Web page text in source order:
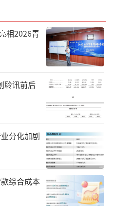
公司总经理干晓峰在
期主义，主动放缓节
绕"平衡基础、深化调
开展主动管理，以结构
以维护渠道健康为优
段性优化供货节奏、
场秩序管理等举措，
，推动终端价格体系逐
长带来的风险积累。
相2026青
聆讯前后
分化加剧
综合成本